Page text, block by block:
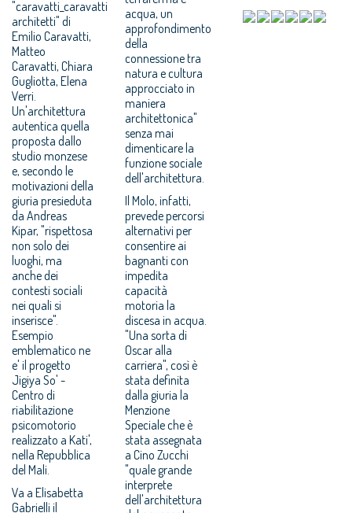
"caravatti_caravatti
architetti" di
Emilio Caravatti,
Matteo
Caravatti, Chiara
Gugliotta, Elena
Verri.
Un'architettura
autentica quella
proposta dallo
studio monzese
e, secondo le
motivazioni della
giuria presieduta
da Andreas
Kipar, "rispettosa
non solo dei
luoghi, ma
anche dei
contesti sociali
nei quali si
inserisce".
Esempio
emblematico ne
e' il progetto
Jigiya So' -
Centro di
riabilitazione
psicomotorio
realizzato a Kati',
nella Repubblica
del Mali.
Va a Elisabetta
Gabrielli il
acqua, un
approfondimento
della
connessione tra
natura e cultura
approcciato in
maniera
architettonica"
senza mai
dimenticare la
funzione sociale
dell'architettura.
Il Molo, infatti,
prevede percorsi
alternativi per
consentire ai
bagnanti con
impedita
capacità
motoria la
discesa in acqua.
"Una sorta di
Oscar alla
carriera", così è
stata definita
dalla giuria la
Menzione
Speciale che è
stata assegnata
a Cino Zucchi
"quale grande
interprete
dell'architettura